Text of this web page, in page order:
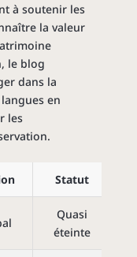
à soutenir les
la valeur
le blog
dans la
en
les
Statut
Quasi
éteinte